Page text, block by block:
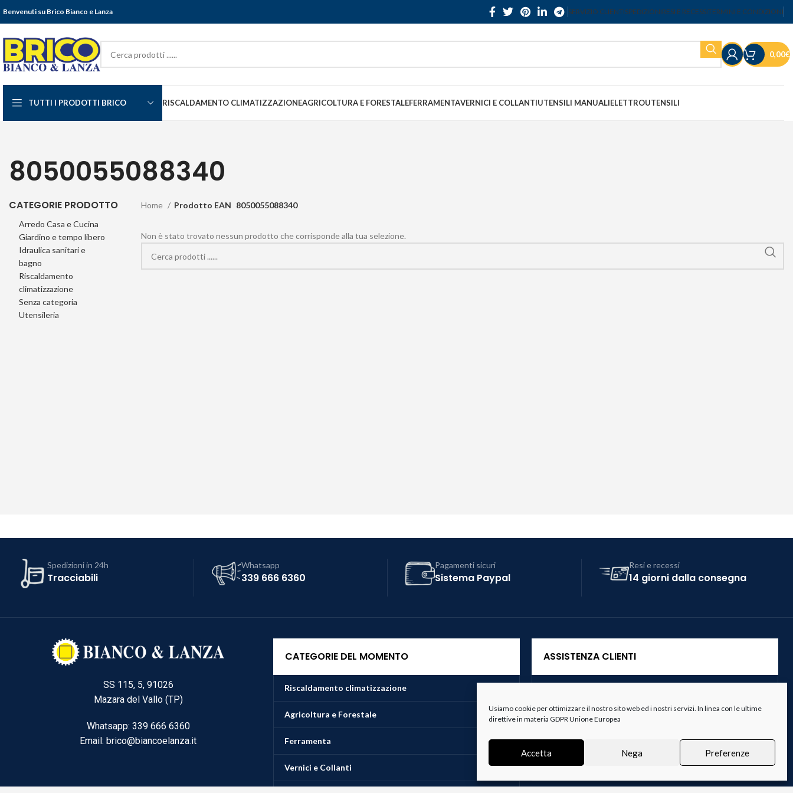
Usiamo cookie per ottimizzare il nostro sito web ed i nostri servizi. In linea con le ultime
direttive in materia GDPR Unione Europea
Accetta Nega Preferenze
Benvenuti su Brico Bianco e Lanza SERVIZIO CLIENTISPEDIZIONIRESI E RECESSITERMINI E CONDIZIONI
0,00€
TUTTI I PRODOTTI BRICO RISCALDAMENTO CLIMATIZZAZIONEAGRICOLTURA E FORESTALEFERRAMENTAVERNICI E COLLANTIUTENSILI MANUALIELETTROUTENSILI
8050055088340
CATEGORIE PRODOTTO
Arredo Casa e Cucina
Giardino e tempo libero
Idraulica sanitari e
bagno
Riscaldamento
climatizzazione
Senza categoria
Utensileria
Home Prodotto EAN 8050055088340
Non è stato trovato nessun prodotto che corrisponde alla tua selezione.
Spedizioni in 24h
Tracciabili
Whatsapp
339 666 6360
Pagamenti sicuri
Sistema Paypal
Resi e recessi
14 giorni dalla consegna
SS 115, 5, 91026
Mazara del Vallo (TP)
Whatsapp: 339 666 6360
Email: brico@biancoelanza.it
CATEGORIE DEL MOMENTO
Riscaldamento climatizzazione
Agricoltura e Forestale
Ferramenta
Vernici e Collanti
ASSISTENZA CLIENTI
Spedizioni
Resi e Recessi
Termini e Condizioni